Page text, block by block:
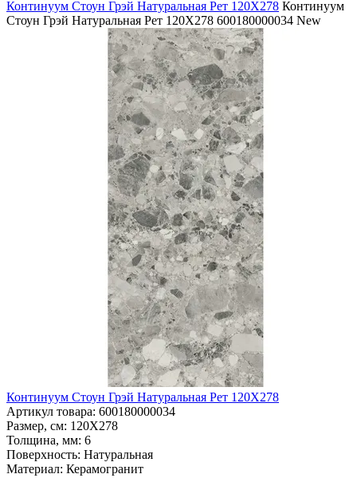
Континуум Стоун Грэй Натуральная Рет 120Х278 Континуум
Стоун Грэй Натуральная Рет 120Х278 600180000034 New
Континуум Стоун Грэй Натуральная Рет 120Х278
Артикул товара: 600180000034
Размер, см: 120Х278
Толщина, мм: 6
Поверхность: Натуральная
Материал: Керамогранит